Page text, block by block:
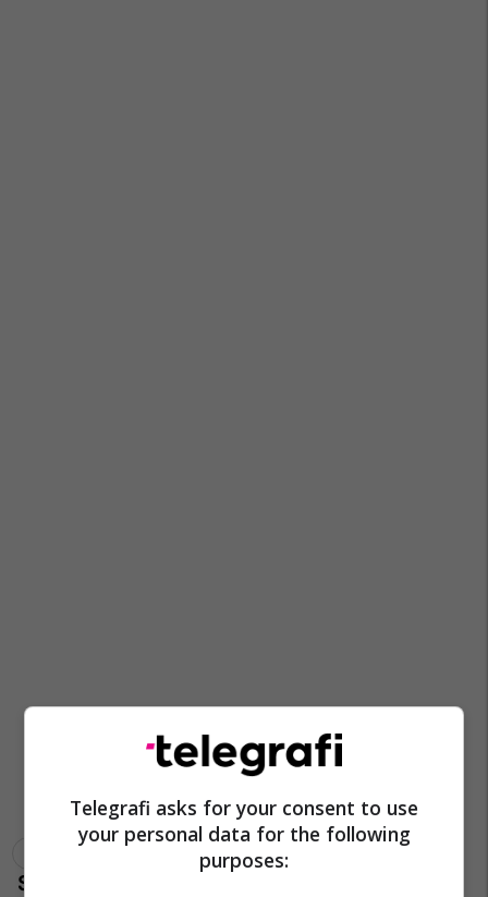
Tentim Vrasje
Telegrafi asks for your consent to use
your personal data for the following
purposes: